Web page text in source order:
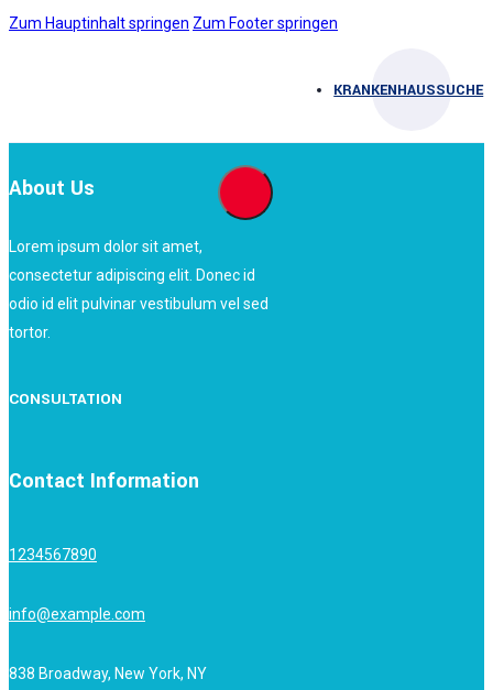
Zum Hauptinhalt springen Zum Footer springen
KRANKENHAUSSUCHE
About Us
Lorem ipsum dolor sit amet,
consectetur adipiscing elit. Donec id
odio id elit pulvinar vestibulum vel sed
tortor.
CONSULTATION
Contact Information
1234567890
info@example.com
838 Broadway, New York, NY